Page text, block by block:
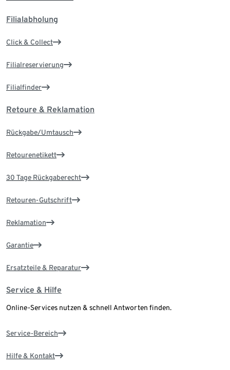
Filialabholung
Click & Collect
Filialreservierung
Filialfinder
Retoure & Reklamation
Rückgabe/Umtausch
Retourenetikett
30 Tage Rückgaberecht
Retouren-Gutschrift
Reklamation
Garantie
Ersatzteile & Reparatur
Service & Hilfe
Online-Services nutzen & schnell Antworten finden.
Service-Bereich
Hilfe & Kontakt